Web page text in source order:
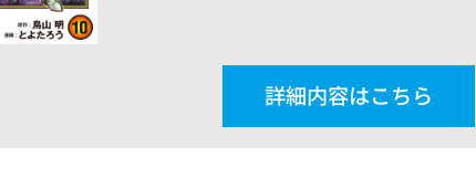
詳細内容はこちら